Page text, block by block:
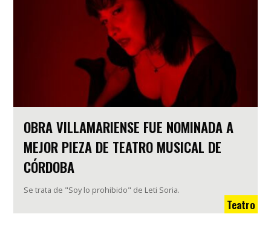
OBRA VILLAMARIENSE FUE NOMINADA A
MEJOR PIEZA DE TEATRO MUSICAL DE
CÓRDOBA
Se trata de "Soy lo prohibido" de Leti Soria.
Teatro